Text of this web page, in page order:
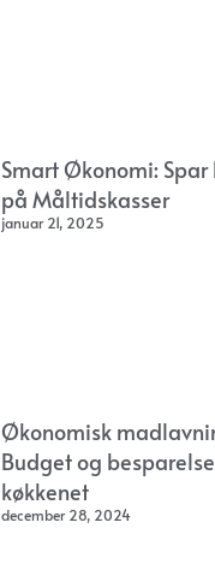
Smart Økonomi: Spar
på Måltidskasser
januar 21, 2025
Økonomisk
Budget og
køkkenet
december 28, 2024